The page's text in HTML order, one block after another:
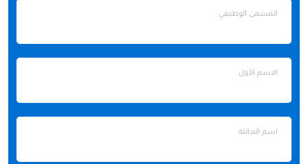
الذي
الاستفسار
عنه
المسمى
المسمى الوظيفي
الاسم
الاسم الأول
اسم
اسم العائلة